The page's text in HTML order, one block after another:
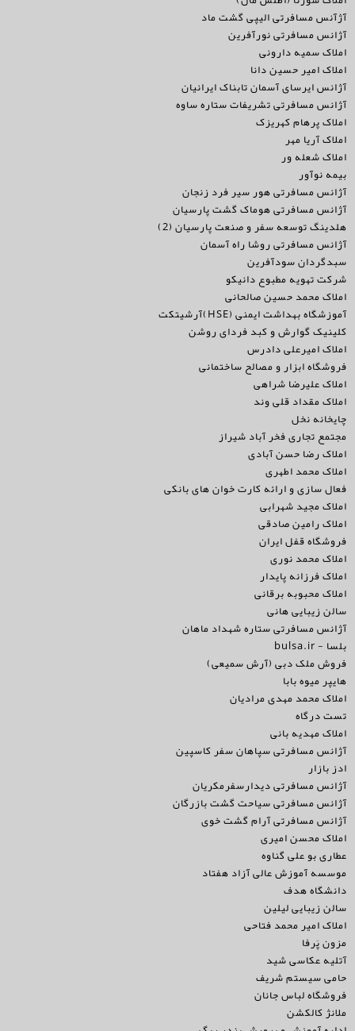
آژآنس مسافرتی الیپی گشت ماد
آژانس مسافرتی نورآفرین
املاک سمیه دارونی
املاک امیر حسین دانا
آژانس ایرسای آسمان تابناک ایرانیان
آژانس مسافرتی تشریفات ستاره ساوه
املاک پرهام کهریزک
املاک آریا مهر
املاک شعله ور
بیمه نوآور
آژانس مسافرتی هور سیر فرد زنجان
آژانس مسافرتی هوماک گشت پارسیان
هلدینگ توسعه سفر و صنعت پارسیان (2)
آژانس مسافرتی روشا راه آسمان
سبدگردان سودآفرین
شرکت تهویه مطبوع دانیکو
املاک محمد حسین صالحانی
آموزشگاه بهداشت ایمنی (HSE)آرشیتکت
کلینیک گوارش و کبد فردای روشن
املاک امیرعلی دادرس
فروشگاه ابزار و مصالح ساختمانی
املاک علیرضا شراهی
املاک مقداد قلی وند
چایخانه نخل
مجتمع تجاری فخر آباد شیراز
املاک رضا حسن آبادی
املاک محمد اطهری
فعال سازی و ارائه کارت خوان های بانکی
املاک مجید شهرابی
املاک رامین صادقی
فروشگاه قفل ایران
املاک محمد نوری
املاک فرزانه پایدار
املاک محبوبه برقانی
سالن زیبایی هانی
آژانس مسافرتی ستاره شهداد ماهان
بلسا - bulsa.ir
فروش ملک دبی (آرش سمیعی)
هایپر میوه بابا
املاک محمد مهدی مرادیان
تست درگاه
املاک مهدیه بانی
آژانس مسافرتی سپاهان سفر کاسپین
ادز بازار
آژانس مسافرتی دیدارسفرمکریان
آژانس مسافرتی سیاحت گشت بازرگان
آژانس مسافرتی آرام گشت خوی
املاک محسن امیری
عطاری بو علی گناوه
موسسه آموزش عالی آزاد هفتاد
دانشگاه هدف
سالن زیبایی لیلین
املاک امیر محمد فتاحی
مزون پَرفا
آتلیه عکاسی شید
حامی سیستم شریف
فروشگاه لباس جانان
ملانژ کالکشن